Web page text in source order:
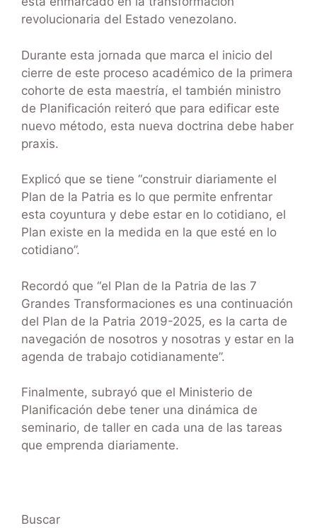
revolucionaria del Estado venezolano.
Durante esta jornada que marca el inicio del
cierre de este proceso académico de la primera
cohorte de esta maestría, el también ministro
de Planificación reiteró que para edificar este
nuevo método, esta nueva doctrina debe haber
praxis.
Explicó que se tiene “construir diariamente el
Plan de la Patria es lo que permite enfrentar
esta coyuntura y debe estar en lo cotidiano, el
Plan existe en la medida en la que esté en lo
cotidiano”.
Recordó que “el Plan de la Patria de las 7
Grandes Transformaciones es una continuación
del Plan de la Patria 2019-2025, es la carta de
navegación de nosotros y nosotras y estar en la
agenda de trabajo cotidianamente”.
Finalmente, subrayó que el Ministerio de
Planificación debe tener una dinámica de
seminario, de taller en cada una de las tareas
que emprenda diariamente.
Buscar